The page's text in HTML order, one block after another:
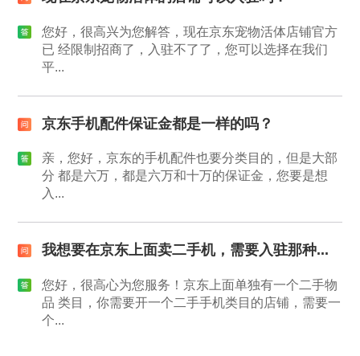
您好，很高兴为您解答，现在京东宠物活体店铺官方
已 经限制招商了，入驻不了了，您可以选择在我们
平...
京东手机配件保证金都是一样的吗？
亲，您好，京东的手机配件也要分类目的，但是大部
分 都是六万，都是六万和十万的保证金，您要是想
入...
我想要在京东上面卖二手机，需要入驻那种...
您好，很高心为您服务！京东上面单独有一个二手物
品 类目，你需要开一个二手手机类目的店铺，需要一
个...